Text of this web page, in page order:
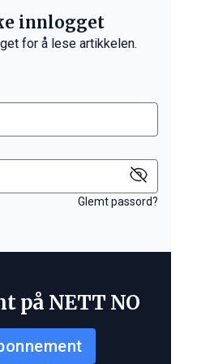
innlogget
for å lese artikkelen.
Glemt passord?
på NETT NO